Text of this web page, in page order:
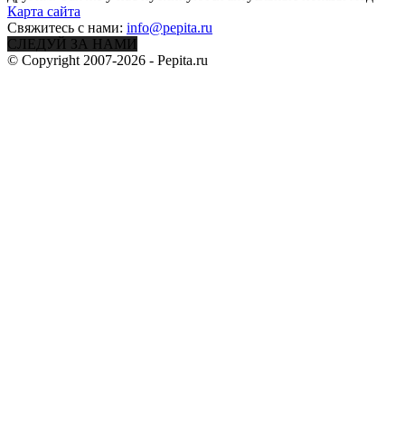
Карта сайта
Свяжитесь с нами: info@pepita.ru
СЛЕДУЙ ЗА НАМИ
© Copyright 2007-2026 - Pepita.ru